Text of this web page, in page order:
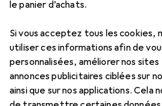
le panier d’achats.
Si vous acceptez tous les cookies,
utiliser ces informations afin de
personnalisées, améliorer nos
annonces publicitaires ciblées sur
ainsi que sur nos applications.
de la piscine
Ici, vous trouverez des
produit Bestway Salon de la
Pompe à air.
Pertinence